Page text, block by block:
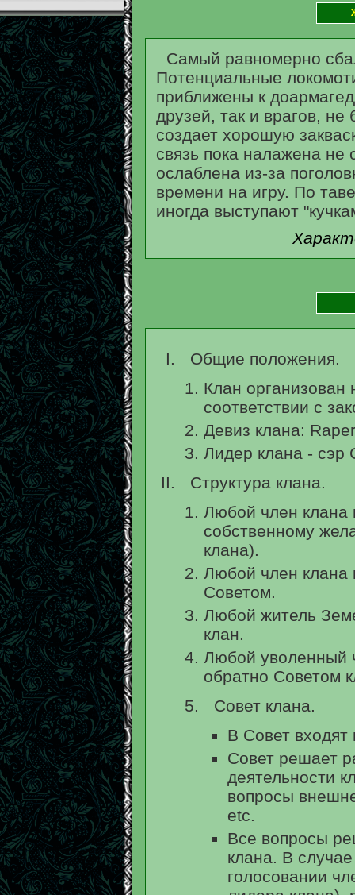
Самый равномерно
Потенциальные
приближены к
друзей, так и врагов,
создает хорошую
связь пока налажена не
ослаблена из-за
времени на игру. По
иногда выступают
Общие положения.
Клан организован
соответствии с
Девиз клана:
Лидер клана - сэр
Структура клана.
Любой член клана
собственному
клана).
Любой член клана
Советом.
Любой житель
клан.
Любой уволенный
обратно Советом
Совет клана.
В Совет входят
Совет решает
деятельности
вопросы
etc.
Все вопросы
клана. В
голосовании